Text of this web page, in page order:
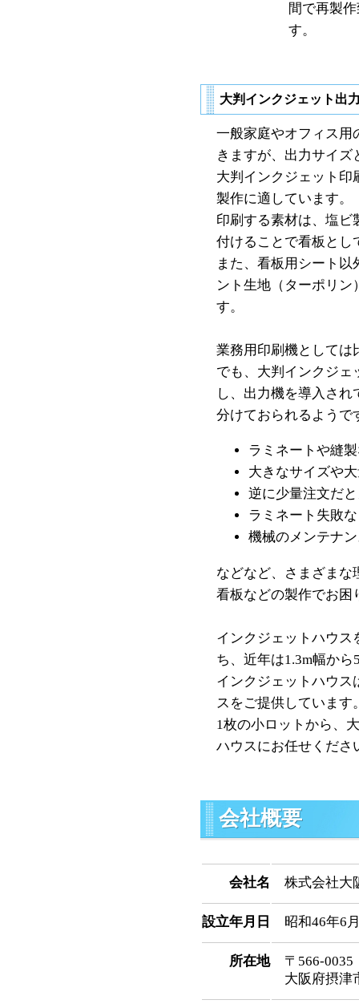
間で再製
す。
大判インクジェット出
一般家庭やオフィス用
きますが、出力サイ
大判インクジェット印
製作に適しています。
印刷する素材は、塩ビ
付けることで看板とし
また、看板用シート
ント生地（ターポリ
す。
業務用印刷機としては
でも、大判インクジェ
し、出力機を導入さ
分けておられるようで
ラミネートや縫
大きなサイズや
逆に少量注文だ
ラミネート失敗
機械のメンテナ
などなど、さまざまな
看板などの製作でお困
インクジェットハウス
ち、近年は1.3m幅か
インクジェットハウス
スをご提供しています
1枚の小ロットから、
ハウスにお任せくださ
会社概要
会社名 株式会社大
設立年月日 昭和46年6
所在地
〒566-0035
大阪府摂津